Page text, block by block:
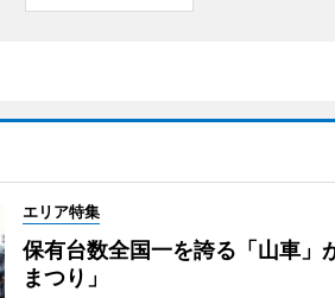
エリア特集
保有台数全国一を誇る「山車」
まつり」